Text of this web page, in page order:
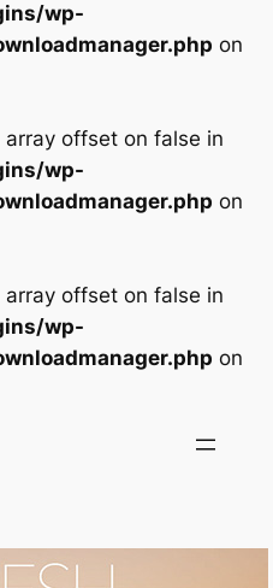
wp-
on
array offset on false in
wp-
on
array offset on false in
wp-
on